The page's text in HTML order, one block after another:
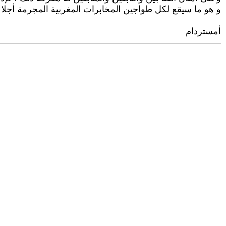
و هو ما سيقع لكل طواجين المخابرات المغربية المجرمة أجلا
أمستردام